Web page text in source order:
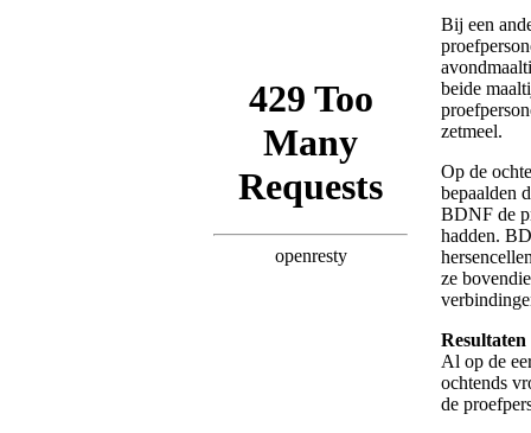
Bij een
beide
zetmeel.
Op de
bepaalden
BDNF de
hadden.
ze
Resultaten
Al op de
ochtends
de